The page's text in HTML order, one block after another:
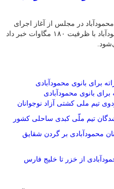
محمودآباد در مجلس از آغاز اجرای
فاز نخست نیروگاه ۵۰۰ مگاواتی محمودآباد با ظرفیت ۱۸۰ مگاوات خبر داد
بانوی محمودآبادی
تیم ملی کشتی آزاد نوجوانان
تیم ملّی کبدی ساحلی کشور
محمودآبادی بر گردن شقایق
از خزر تا خلیج فارس